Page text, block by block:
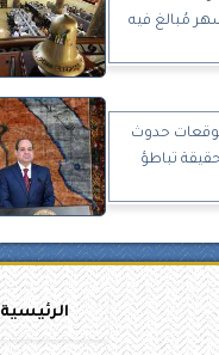
توقعات حدوث
تباطؤ
الرئيسية